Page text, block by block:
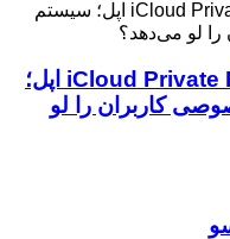
افشای نشت آدرس IP در iCloud Private Relay اپل؛
کاربران را لو